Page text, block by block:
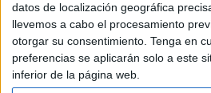
datos de localización geográfica
llevemos a cabo el procesamiento
otorgar su consentimiento. Tenga en
preferencias se aplicarán solo a este
inferior de la página web.